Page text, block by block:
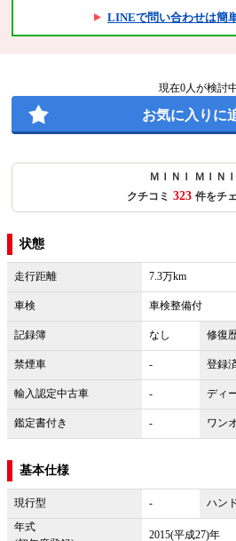
LINEで問い合わせは簡
現在0人が検討
お気に入りに
ＭＩＮＩ ＭＩＮ
クチコミ 323 件をチ
状態
走行距離 7.3万km
車検 車検整備付
記録簿 なし 修復
禁煙車 - 登録
輸入認定中古車 - ディ
鑑定書付き - ワン
基本仕様
現行型 - ハン
年式
2015(平成27)年